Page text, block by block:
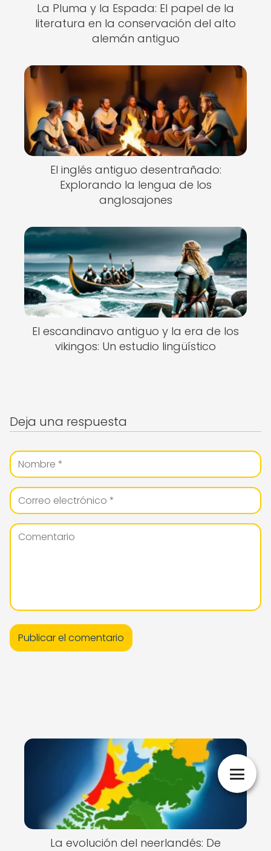
La Pluma y la Espada: El papel de la
literatura en la conservación del alto
alemán antiguo
El inglés antiguo desentrañado:
Explorando la lengua de los
anglosajones
El escandinavo antiguo y la era de los
vikingos: Un estudio lingüístico
Deja una respuesta
La evolución del neerlandés: De